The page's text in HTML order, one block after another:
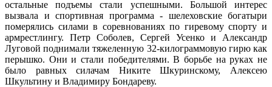
остальные подъемы стали успешными. Большой интерес
вызвала и спортивная программа - шелеховские богатыри
померялись силами в соревнованиях по гиревому спорту и
армрестлингу. Петр Соболев, Сергей Усенко и Александр
Луговой поднимали тяжеленную 32-килограммовую гирю как
перышко. Они и стали победителями. В борьбе на руках не
было равных силачам Никите Шкуринскому, Алексею
Шкультину и Владимиру Бондареву.